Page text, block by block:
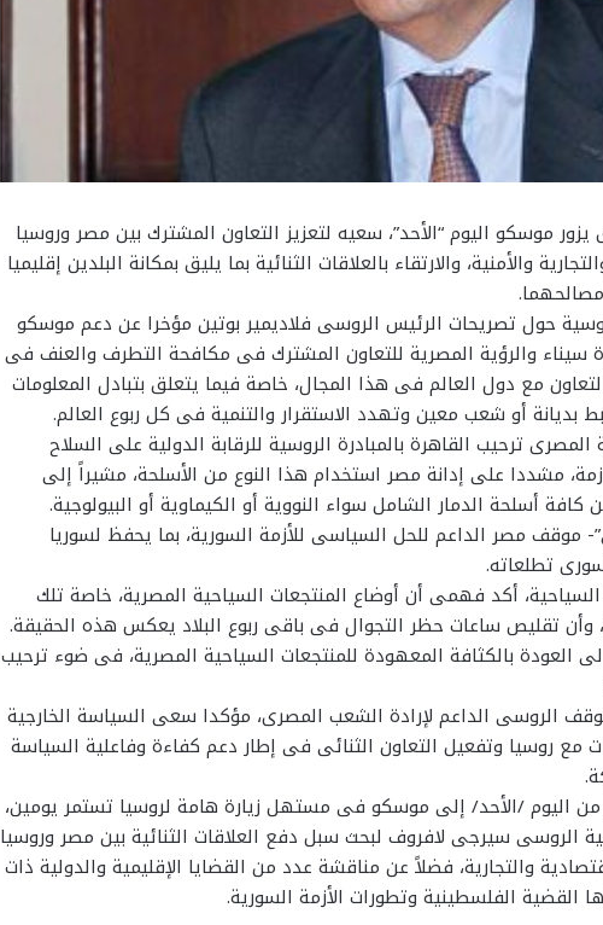
موسكو اليوم “الأحد”، سعيه لتعزيز التعاون المشترك بين مصر وروسيا
والأمنية، والارتقاء بالعلاقات الثنائية بما يليق بمكانة البلدين إقليميا
حول تصريحات الرئيس الروسى فلاديمير بوتين مؤخرا عن دعم موسكو
والرؤية المصرية للتعاون المشترك فى مكافحة التطرف والعنف فى
مع دول العالم فى هذا المجال، خاصة فيما يتعلق بتبادل المعلومات
بديانة أو شعب معين وتهدد الاستقرار والتنمية فى كل ربوع العالم.
ترحيب القاهرة بالمبادرة الروسية للرقابة الدولية على السلاح
مشددا على إدانة مصر استخدام هذا النوع من الأسلحة، مشيراً إلى
أسلحة الدمار الشامل سواء النووية أو الكيماوية أو البيولوجية.
مصر الداعم للحل السياسى للأزمة السورية، بما يحفظ لسوريا
تطلعاته.
أكد فهمى أن أوضاع المنتجعات السياحية المصرية، خاصة تلك
وأن تقليص ساعات حظر التجوال فى باقى ربوع البلاد يعكس هذه الحقيقة.
العودة بالكثافة المعهودة للمنتجعات السياحية المصرية، فى ضوء ترحيب
الروسى الداعم لإرادة الشعب المصرى، مؤكدا سعى السياسة الخارجية
تطوير العلاقات مع روسيا وتفعيل التعاون الثنائى فى إطار دعم كفاءة وفاعلية السياسة
/الأحد/ إلى موسكو فى مستهل زيارة هامة لروسيا تستمر يومين،
الروسى سيرجى لافروف لبحث سبل دفع العلاقات الثنائية بين مصر وروسيا
والتجارية، فضلاً عن مناقشة عدد من القضايا الإقليمية والدولية ذات
القضية الفلسطينية وتطورات الأزمة السورية.